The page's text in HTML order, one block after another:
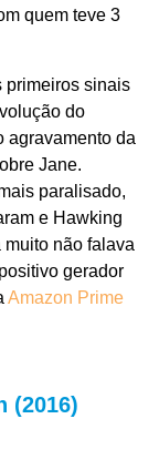
quem teve 3
primeiros sinais
do
agravamento da
Jane.
paralisado,
e Hawking
não falava
gerador
Amazon Prime
(2016)